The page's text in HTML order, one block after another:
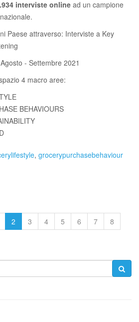
interviste online ad un campione
Paese attraverso: Interviste a Key
- Settembre 2021
4 macro aree:
BEHAVIOURS
, grocerypurchasebehaviour
2 3 4 5 6 7
8